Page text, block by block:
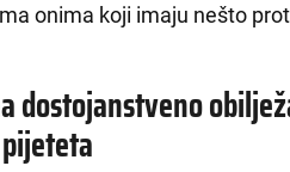
onima koji imaju nešto
dostojanstveno